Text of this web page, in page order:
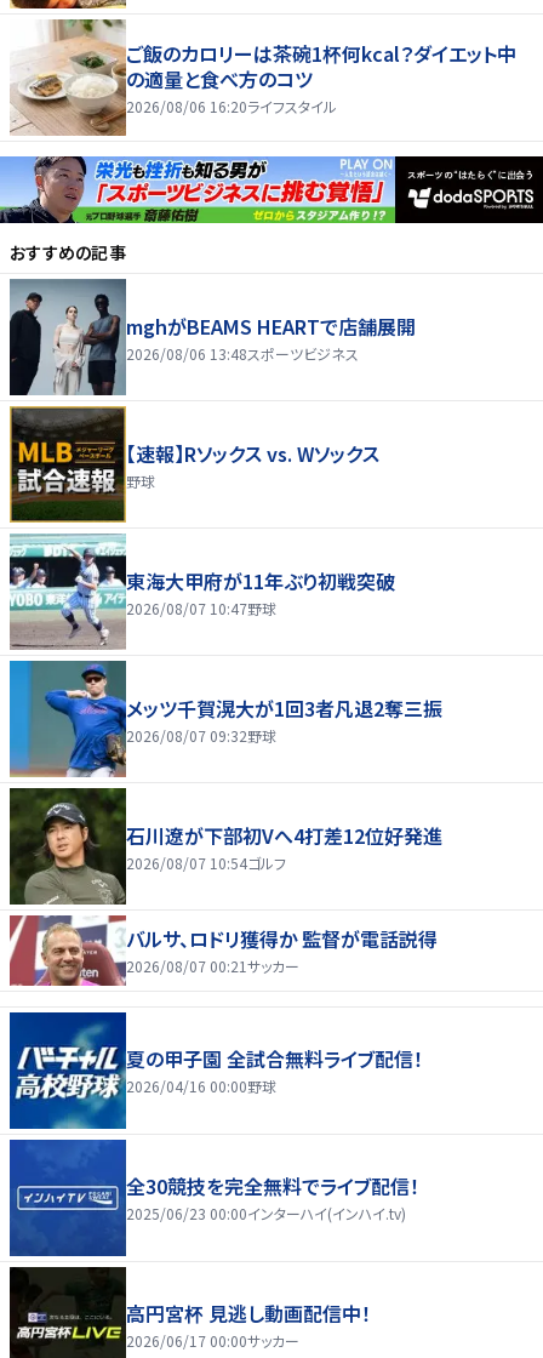
ご飯のカロリーは茶碗1杯何kcal？ダイエット中
の適量と食べ方のコツ
2026/08/06 16:20ライフスタイル
おすすめの記事
mghがBEAMS HEARTで店舗展開
2026/08/06 13:48スポーツビジネス
【速報】Rソックス vs. Wソックス
野球
東海大甲府が11年ぶり初戦突破
2026/08/07 10:47野球
メッツ千賀滉大が1回3者凡退2奪三振
2026/08/07 09:32野球
石川遼が下部初Vへ4打差12位好発進
2026/08/07 10:54ゴルフ
バルサ、ロドリ獲得か 監督が電話説得
2026/08/07 00:21サッカー
夏の甲子園 全試合無料ライブ配信！
2026/04/16 00:00野球
全30競技を完全無料でライブ配信！
2025/06/23 00:00インターハイ(インハイ.tv)
高円宮杯 見逃し動画配信中！
2026/06/17 00:00サッカー